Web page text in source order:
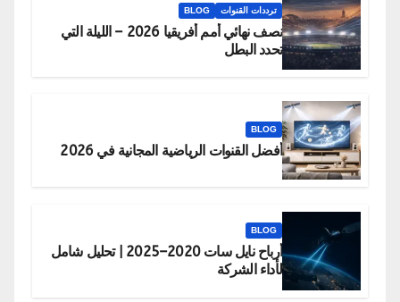
ترددات القنوات BLOG
نصف نهائي أمم أفريقيا 2026 – الليلة التي
تحدد البطل
BLOG
أفضل القنوات الرياضية المجانية في 2026
BLOG
أرباح نايل سات 2020–2025 | تحليل شامل
لأداء الشركة